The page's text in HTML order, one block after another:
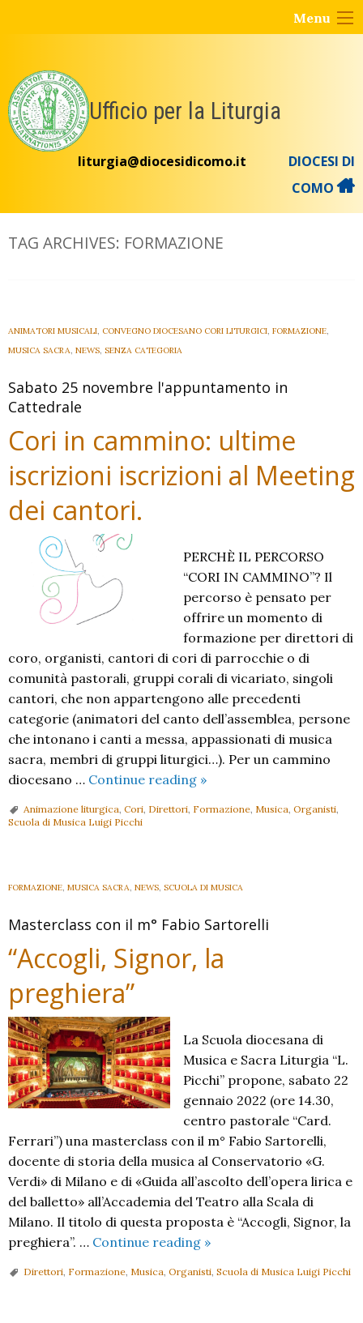
Menu
Ufficio per la Liturgia
liturgia@diocesidicomo.it
DIOCESI DI
COMO
TAG ARCHIVES: FORMAZIONE
ANIMATORI MUSICALI, CONVEGNO DIOCESANO CORI LITURGICI, FORMAZIONE,
MUSICA SACRA, NEWS, SENZA CATEGORIA
Sabato 25 novembre l'appuntamento in
Cattedrale
Cori in cammino: ultime
iscrizioni iscrizioni al Meeting
dei cantori.
PERCHÈ IL PERCORSO
“CORI IN CAMMINO”? Il
percorso è pensato per
offrire un momento di
formazione per direttori di
coro, organisti, cantori di cori di parrocchie o di
comunità pastorali, gruppi corali di vicariato, singoli
cantori, che non appartengono alle precedenti
categorie (animatori del canto dell’assemblea, persone
che intonano i canti a messa, appassionati di musica
sacra, membri di gruppi liturgici…). Per un cammino
diocesano … Continue reading Cori
cammino:
Meeting
cantori.
»
Animazione liturgica, Cori, Direttori, Formazione, Musica, Organisti,
Scuola di Musica Luigi Picchi
FORMAZIONE, MUSICA SACRA, NEWS, SCUOLA DI MUSICA
Masterclass con il m° Fabio Sartorelli
“Accogli, Signor, la
preghiera”
La Scuola diocesana di
Musica e Sacra Liturgia “L.
Picchi” propone, sabato 22
gennaio 2022 (ore 14.30,
centro pastorale “Card.
Ferrari”) una masterclass con il m° Fabio Sartorelli,
docente di storia della musica al Conservatorio «G.
Verdi» di Milano e di «Guida all’ascolto dell’opera lirica e
del balletto» all’Accademia del Teatro alla Scala di
Milano. Il titolo di questa proposta è “Accogli, Signor, la
preghiera”. … Continue reading “Accogli,
la
»
Direttori, Formazione, Musica, Organisti, Scuola di Musica Luigi Picchi